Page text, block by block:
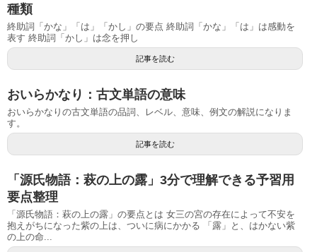
種類
終助詞「かな」「は」「かし」の要点 終助詞「かな」「は」は感動を
表す 終助詞「かし」は念を押し
記事を読む
おいらかなり：古文単語の意味
おいらかなりの古文単語の品詞、レベル、意味、例文の解説になりま
す。
記事を読む
「源氏物語：萩の上の露」3分で理解できる予習用
要点整理
「源氏物語：萩の上の露」の要点とは 女三の宮の存在によって不安を
抱えがちになった紫の上は、ついに病にかかる 「露」と、はかない紫
の上の命...